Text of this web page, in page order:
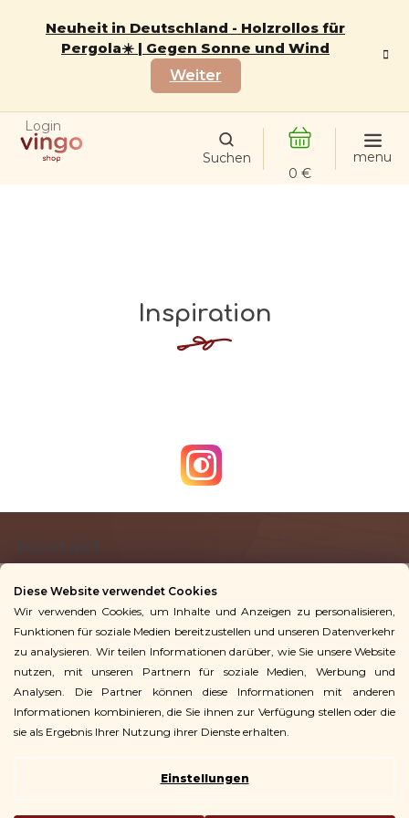
Diese Website verwendet Cookies
Wir verwenden Cookies, um Inhalte und Anzeigen zu personalisieren,
Funktionen für soziale Medien bereitzustellen und unseren Datenverkehr
zu analysieren. Wir teilen Informationen darüber, wie Sie unsere Website
nutzen, mit unseren Partnern für soziale Medien, Werbung und
Analysen. Die Partner können diese Informationen mit anderen
Informationen kombinieren, die Sie ihnen zur Verfügung stellen oder die
sie als Ergebnis Ihrer Nutzung ihrer Dienste erhalten.
Einstellungen
Neuheit in Deutschland - Holzrollos für
Pergola☀️ | Gegen Sonne und Wind
Weiter
Login
WARENKORB
Inspiration
ß
e
Kontakt
info@vingoshop.de
+49 781 9563 3016
Für Kunden